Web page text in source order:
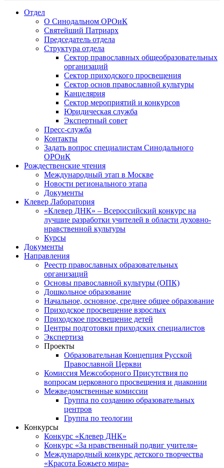
Отдел
О Синодальном ОРОиК
Святейший Патриарх
Председатель отдела
Структура отдела
Сектор православных общеобразовательных
организаций
Сектор приходского просвещения
Сектор основ православной культуры
Канцелярия
Сектор мероприятий и конкурсов
Юридическая служба
Экспертный совет
Пресс-служба
Контакты
Задать вопрос специалистам Синодального
ОРОиК
Рождественские чтения
Международный этап в Москве
Новости регионального этапа
Документы
Клевер Лаборатория
«Клевер ДНК» – Всероссийский конкурс на
лучшие разработки учителей в области духовно-
нравственной культуры
Курсы
Документы
Направления
Реестр православных образовательных
организаций
Основы православной культуры (ОПК)
Дошкольное образование
Начальное, основное, среднее общее образование
Приходское просвещение взрослых
Приходское просвещение детей
Центры подготовки приходских специалистов
Экспертиза
Проекты
Образовательная Концепция Русской
Православной Церкви
Комиссия Межсоборного Присутствия по
вопросам церковного просвещения и диаконии
Межведомственные комиссии
Группа по созданию образовательных
центров
Группа по теологии
Конкурсы
Конкурс «Клевер ДНК»
Конкурс «За нравственный подвиг учителя»
Международный конкурс детского творчества
«Красота Божьего мира»